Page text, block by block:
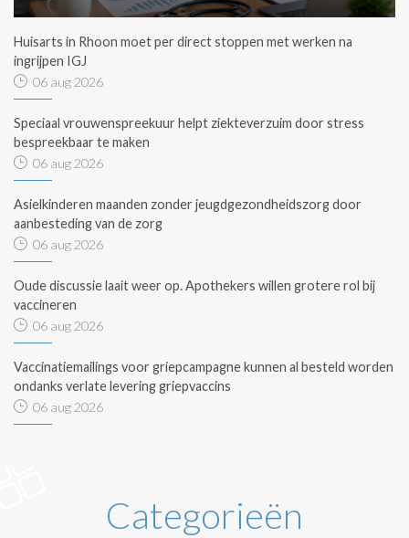
Huisarts in Rhoon moet per direct stoppen met werken na
ingrijpen IGJ
06 aug 2026
Speciaal vrouwenspreekuur helpt ziekteverzuim door stress
bespreekbaar te maken
06 aug 2026
Asielkinderen maanden zonder jeugdgezondheidszorg door
aanbesteding van de zorg
06 aug 2026
Oude discussie laait weer op. Apothekers willen grotere rol bij
vaccineren
06 aug 2026
Vaccinatiemailings voor griepcampagne kunnen al besteld worden
ondanks verlate levering griepvaccins
06 aug 2026
Categorieën